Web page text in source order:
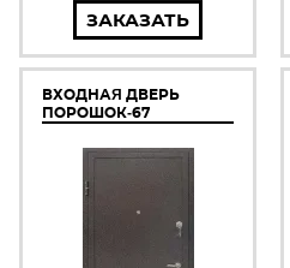
ЗАКАЗАТЬ
ВХОДНАЯ ДВЕРЬ
ПОРОШОК-67